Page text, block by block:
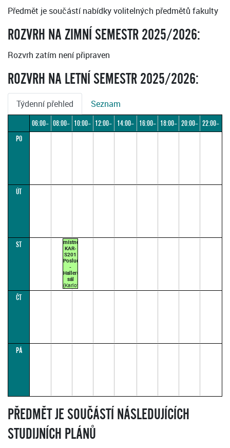
Předmět je součástí nabídky volitelných předmětů fakulty
ROZVRH NA ZIMNÍ SEMESTR 2025/2026:
Rozvrh zatím není připraven
ROZVRH NA LETNÍ SEMESTR 2025/2026:
Týdenní přehled Seznam
06:00– 08:00– 10:00– 12:00–
14:00–
16:00– 18:00– 20:00– 22:00–
PO
ÚT
ST
místnost
KAR-
S201
Posluchárna
-
Hallerův
sál
(Karlova
26,
ČT
PÁ
PŘEDMĚT JE SOUČÁSTÍ NÁSLEDUJÍCÍCH
STUDIJNÍCH PLÁNŮ